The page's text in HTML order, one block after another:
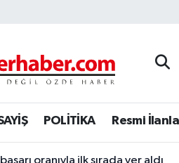
POLİTİKA Resmi
oranıyla ilk sırada yer aldı